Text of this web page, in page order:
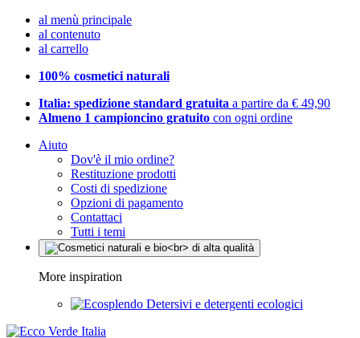
al menù principale
al contenuto
al carrello
100% cosmetici naturali
Italia: spedizione standard gratuita a partire da € 49,90
Almeno 1 campioncino gratuito con ogni ordine
Aiuto
Dov'è il mio ordine?
Restituzione prodotti
Costi di spedizione
Opzioni di pagamento
Contattaci
Tutti i temi
More inspiration
Detersivi e detergenti ecologici